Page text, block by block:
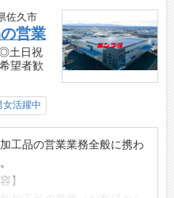
のみならず、全社の各部門が
管理活動）からTQM（TQC
その考え方を業務や経営へ
法）へと発展させ、全社一
理の向上を図っています。
く、全ての部門が連携し、
目指しています。
強化月間」と設定し、社員
極的に募集しています。
積極的に参加し、他社との
会を得ています。
長環境！
り良くするために、日々の
挑戦を続けることができる
味がある方や、プラスチッ
にとって、理想的な環境が
社の成長につながります◎
佐久市
営業
土日祝
望者歓
女活躍中
工品の営業業務全般に携わ
】